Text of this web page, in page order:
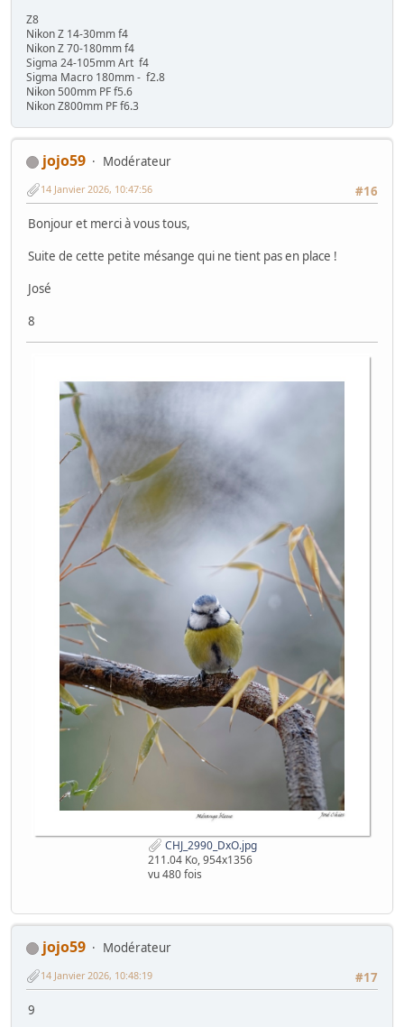
Z8
Nikon Z 14-30mm f4
Nikon Z 70-180mm f4
Sigma 24-105mm Art f4
Sigma Macro 180mm - f2.8
Nikon 500mm PF f5.6
Nikon Z800mm PF f6.3
jojo59
Modérateur
#16
14 Janvier 2026, 10:47:56
Bonjour et merci à vous tous,
Suite de cette petite mésange qui ne tient pas en place !
José
8
CHJ_2990_DxO.jpg
211.04 Ko, 954x1356
vu 480 fois
jojo59
Modérateur
#17
14 Janvier 2026, 10:48:19
9